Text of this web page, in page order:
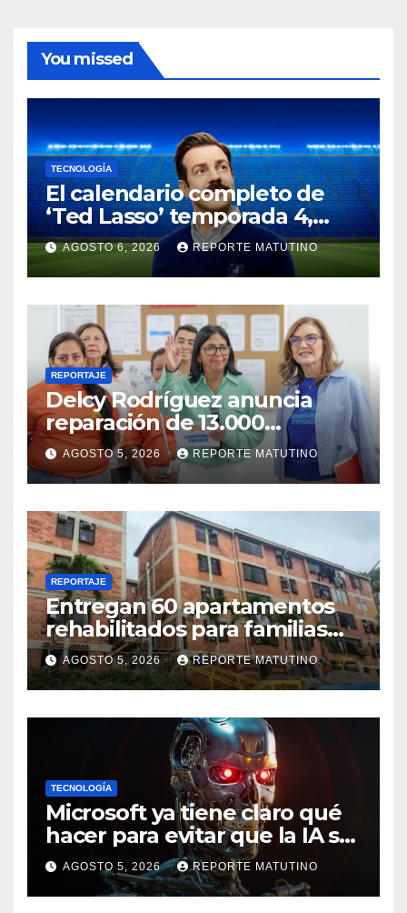
You missed
TECNOLOGÍA
El calendario completo de
‘Ted Lasso’ temporada 4,
explicado: número de
episodios y fechas de
estreno
AGOSTO 6, 2026 REPORTE MATUTINO
REPORTAJE
Delcy Rodríguez anuncia
reparación de 13.000
viviendas afectadas por los
terremotos
AGOSTO 5, 2026 REPORTE MATUTINO
REPORTAJE
Entregan 60 apartamentos
rehabilitados para familias
del urbanismo Ana Victoria
en La Guaira
AGOSTO 5, 2026 REPORTE MATUTINO
TECNOLOGÍA
Microsoft ya tiene claro qué
hacer para evitar que la IA se
salga de control
AGOSTO 5, 2026 REPORTE MATUTINO